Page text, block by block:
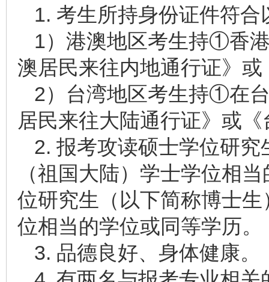
1. 考生所持身份证件符合
1）港澳地区考生持①香
澳居民来往内地通行证》
2）台湾地区考生持①在
居民来往大陆通行证》或
2. 报考攻读硕士学位研
（祖国大陆）学士学位相
位研究生（以下简称博士
位相当的学位或同等学历。
3. 品德良好、身体健康。